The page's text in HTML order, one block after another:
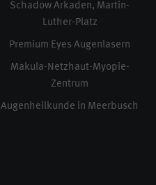
Schadow Arkaden, Martin-
Luther-Platz
Premium Eyes Augenlasern
Makula-Netzhaut-Myopie-
Zentrum
Augenheilkunde in Meerbusch